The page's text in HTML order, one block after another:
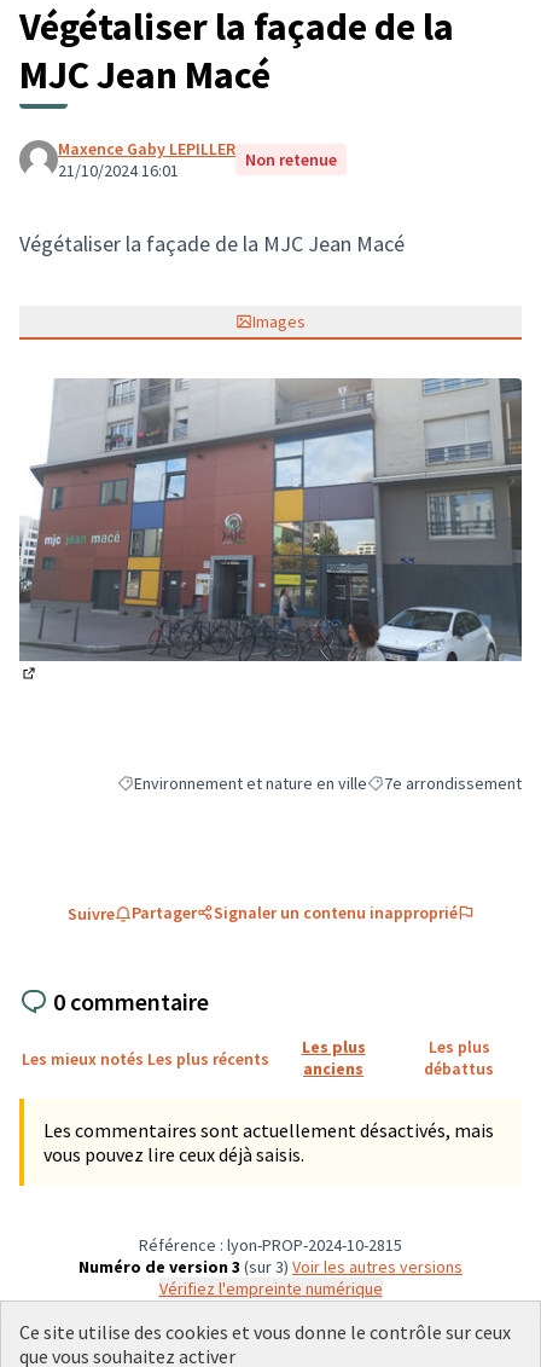
Végétaliser la façade de la
MJC Jean Macé
Maxence Gaby LEPILLER
21/10/2024 16:01
Non retenue
Végétaliser la façade de la MJC Jean Macé
Images
Filtrer les résultats de la catégorie : Environnement et
Environnement et nature en villeFiltrer les résultats
7e arrondissement
Suivre Partager Signaler un contenu inapproprié
0 commentaire
Les mieux notés Les plus récents
Les plus
anciens
Les plus
débattus
Les commentaires sont actuellement désactivés, mais
vous pouvez lire ceux déjà saisis.
Référence : lyon-PROP-2024-10-2815
Numéro de version 3 (sur 3)
voir les autres versions
Vérifiez l'empreinte numérique
Ce site utilise des cookies et vous donne le contrôle sur ceux
que vous souhaitez activer